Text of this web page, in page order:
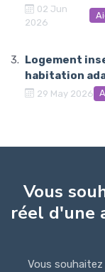
02 Jun
2026
Logement
habitation
29 May 2026
Vous
réel d'une
Vous